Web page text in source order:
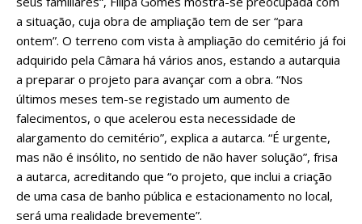
a situação, cuja obra de ampliação tem de ser “para
ontem”. O terreno com vista à ampliação do cemitério já foi
adquirido pela Câmara há vários anos, estando a autarquia
a preparar o projeto para avançar com a obra. “Nos
últimos meses tem-se registado um aumento de
falecimentos, o que acelerou esta necessidade de
alargamento do cemitério”, explica a autarca. “É urgente,
mas não é insólito, no sentido de não haver solução”, frisa
a autarca, acreditando que “o projeto, que inclui a criação
de uma casa de banho pública e estacionamento no local,
será uma realidade brevemente”.